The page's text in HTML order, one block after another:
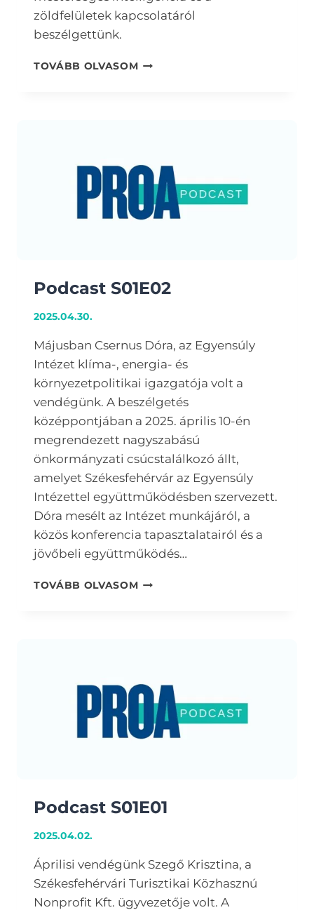
zöldfelületek kapcsolatáról
beszélgettünk.
TOVÁBB OLVASOMPODCAST
Podcast S01E02
2025.04.30.
Májusban Csernus Dóra, az Egyensúly
Intézet klíma-, energia- és
környezetpolitikai igazgatója volt a
vendégünk. A beszélgetés
középpontjában a 2025. április 10-én
megrendezett nagyszabású
önkormányzati csúcstalálkozó állt,
amelyet Székesfehérvár az Egyensúly
Intézettel együttműködésben szervezett.
Dóra mesélt az Intézet munkájáról, a
közös konferencia tapasztalatairól és a
jövőbeli együttműködés…
TOVÁBB OLVASOMPODCAST
Podcast S01E01
2025.04.02.
Áprilisi vendégünk Szegő Krisztina, a
Székesfehérvári Turisztikai Közhasznú
Nonprofit Kft. ügyvezetője volt. A